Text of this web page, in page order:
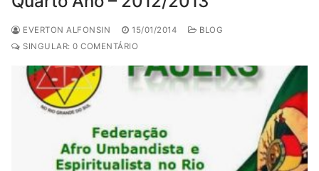
EVERTON ALFONSIN 15/01/2014
BLOG
SINGULAR: 0 COMENTÁRIO